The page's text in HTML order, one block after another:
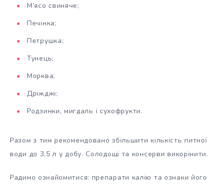
М’ясо свиняче;
Печінка;
Петрушка;
Тунець;
Морква;
Дріжджі;
Родзинки, мигдаль і сухофрукти.
Разом з тим рекомендовано збільшити кількість питної
води до 3,5 л у добу. Солодощі та консерви викорінити.
Радимо ознайомитися: препарати калію та ознаки його